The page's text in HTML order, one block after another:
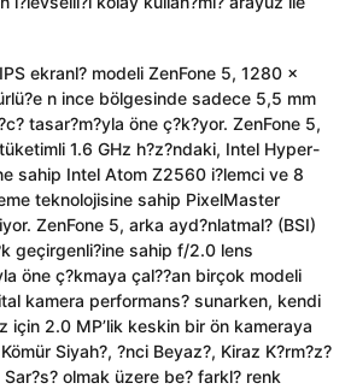
ekranl? modeli ZenFone 5, 1280 x
n ince bölgesinde sadece 5,5 mm
tasar?m?yla öne ç?k?yor. ZenFone 5,
1.6 GHz h?z?ndaki, Intel Hyper-
sahip Intel Atom Z2560 i?lemci ve 8
teknolojisine sahip PixelMaster
ZenFone 5, arka ayd?nlatmal? (BSI)
geçirgenli?ine sahip f/2.0 lens
öne ç?kmaya çal??an birçok modeli
kamera performans? sunarken, kendi
için 2.0 MP’lik keskin bir ön kameraya
Siyah?, ?nci Beyaz?, Kiraz K?rm?z?
olmak üzere be? farkl? renk